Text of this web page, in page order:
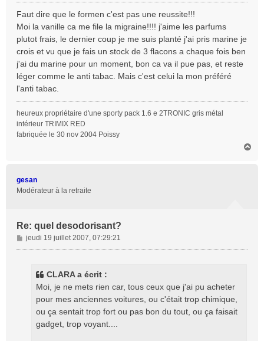
s
g
e
Faut dire que le formen c'est pas une reussite!!!
Moi la vanille ca me file la migraine!!!! j'aime les parfums
plutot frais, le dernier coup je me suis planté j'ai pris marine je
crois et vu que je fais un stock de 3 flacons a chaque fois ben
j'ai du marine pour un moment, bon ca va il pue pas, et reste
léger comme le anti tabac. Mais c'est celui la mon préféré
l'anti tabac.
heureux propriétaire d'une sporty pack 1.6 e 2TRONIC gris métal
intérieur TRIMIX RED
fabriquée le 30 nov 2004 Poissy
gesan
Modérateur à la retraite
Re: quel desodorisant?
M
e
jeudi 19 juillet 2007, 07:29:21
CLARA a écrit :
Moi, je ne mets rien car, tous ceux que j'ai pu acheter
pour mes anciennes voitures, ou c'était trop chimique,
ou ça sentait trop fort ou pas bon du tout, ou ça faisait
gadget, trop voyant....